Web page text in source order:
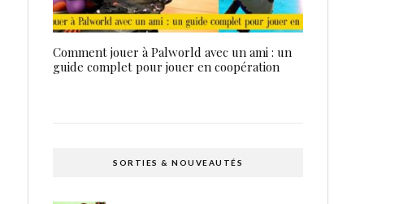
Comment jouer à Palworld avec un ami : un
guide complet pour jouer en coopération
SORTIES & NOUVEAUTÉS